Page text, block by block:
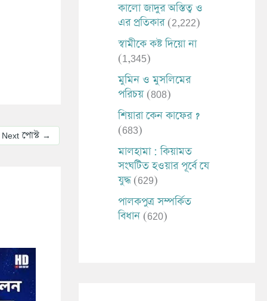
Next পোস্ট →
কালো জাদুর অস্তিত্ব ও
এর প্রতিকার (2,222)
স্বামীকে কষ্ট দিয়ো না
(1,345)
মুমিন ও মুসলিমের
পরিচয় (808)
শিয়ারা কেন কাফের ?
(683)
মালহামা : কিয়ামত
সংঘটিত হওয়ার পূর্বে যে
যুদ্ধ (629)
পালকপুত্র সম্পর্কিত
বিধান (620)